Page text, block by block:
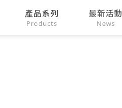
產品系列
Products
最新活動
News